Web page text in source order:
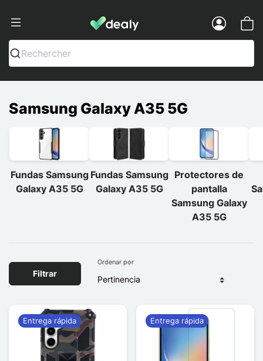
Dealy - Fundas y accesorios para
Rechercher
Samsung Galaxy A35 5G
Fundas Samsung
Galaxy A35 5G
Fundas Samsung
Galaxy A35 5G
Protectores de
pantalla
Samsung Galaxy
A35 5G
Filtrar
Ordenar por
Entrega rápida Entrega rápida